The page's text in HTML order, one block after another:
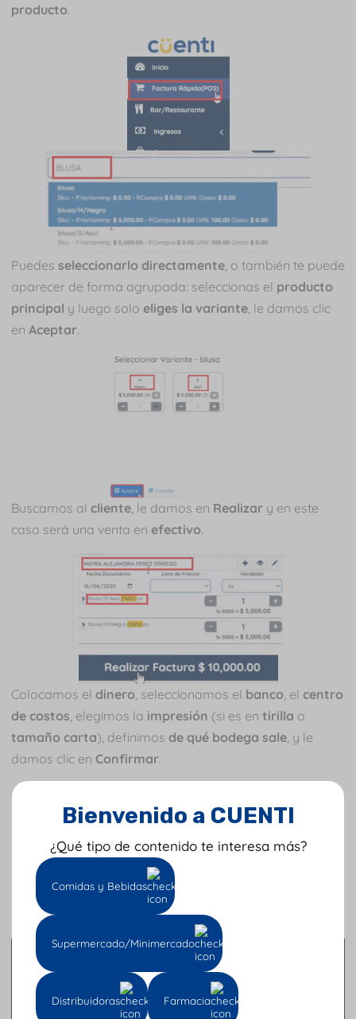
producto.
Puedes seleccionarlo directamente , o también te puede
aparecer de forma agrupada: seleccionas el producto
principal y luego solo eliges la variante , le damos clic
en Aceptar.
Buscamos al cliente , le damos en Realizar y en este
caso será una venta en efectivo.
Colocamos el dinero , seleccionamos el banco , el centro
de costos , elegimos la impresión (si es en tirilla o
tamaño carta), definimos de qué bodega sale , y le
damos clic en Confirmar.
Bienvenido a CUENTI
¿Qué tipo de contenido te interesa más?
Comidas y Bebidas
Supermercado/Minimercado
Distribuidoras Farmacia